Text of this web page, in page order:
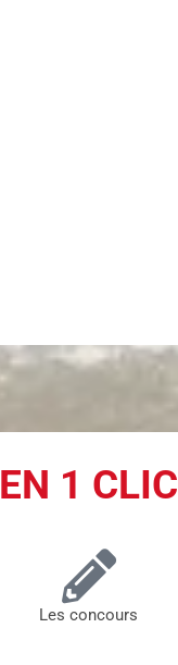
EN 1 CLIC
Les concours